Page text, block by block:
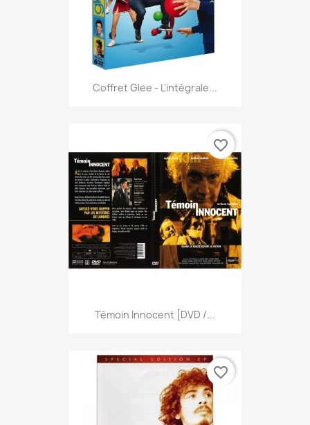
Coffret Glee - L'intégrale...
Témoin Innocent [DVD /...
favorite_border
favorite_border